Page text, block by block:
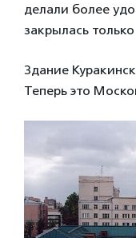
делали более
закрылась
Здание
Теперь это